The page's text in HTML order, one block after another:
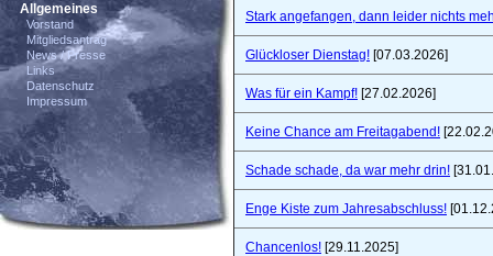
Allgemeines
Vorstand
Mitgliedsantrag
News / Presse
Links
Datenschutz
Impressum
Stark angefangen, dann leider nichts
Glückloser Dienstag! [07.03.2026]
Was für ein Kampf! [27.02.2026]
Keine Chance am Freitagabend!
Schade schade, da war mehr drin!
Enge Kiste zum Jahresabschluss!
Chancenlos! [29.11.2025]